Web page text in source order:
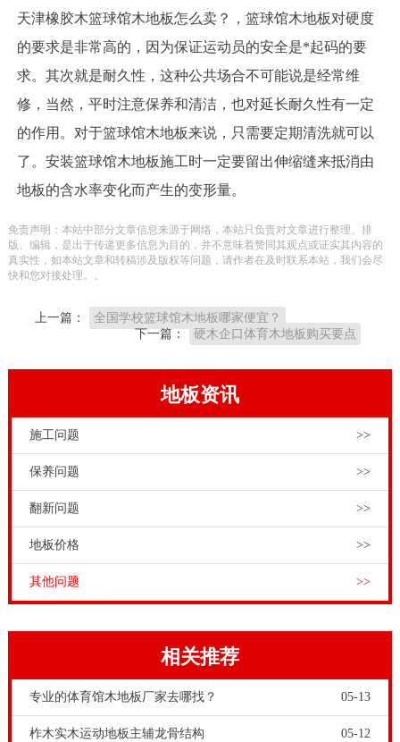
天津橡胶木篮球馆木地板怎么卖？，篮球馆木地板对硬度
的要求是非常高的，因为保证运动员的安全是*起码的要
求。其次就是耐久性，这种公共场合不可能说是经常维
修，当然，平时注意保养和清洁，也对延长耐久性有一定
的作用。对于篮球馆木地板来说，只需要定期清洗就可以
了。安装篮球馆木地板施工时一定要留出伸缩缝来抵消由
地板的含水率变化而产生的变形量。
免责声明：本站中部分文章信息来源于网络，本站只负责对文章进行整理、排
版、编辑，是出于传递更多信息为目的，并不意味着赞同其观点或证实其内容的
真实性，如本站文章和转稿涉及版权等问题，请作者在及时联系本站，我们会尽
快和您对接处理。。
上一篇：
全国学校篮球馆木地板哪家便宜？
下一篇：
硬木企口体育木地板购买要点
地板资讯
施工问题 >>
保养问题 >>
翻新问题 >>
地板价格 >>
其他问题 >>
相关推荐
专业的体育馆木地板厂家去哪找？ 05-13
柞木实木运动地板主辅龙骨结构 05-12